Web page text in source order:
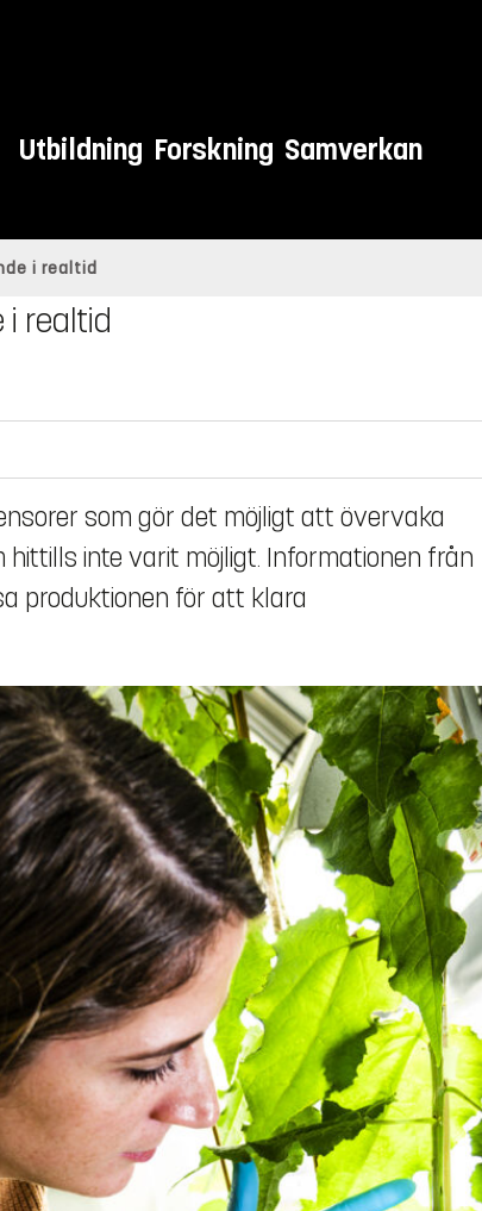
Utbildning Forskning Samverkan
i realtid
realtid
som gör det möjligt att övervaka
inte varit möjligt. Informationen från
produktionen för att klara